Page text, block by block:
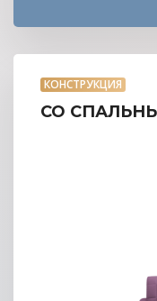
КОНСТРУКЦИЯ
СО